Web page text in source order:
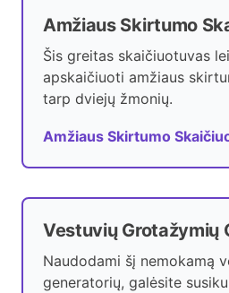
Amžiaus Skirtumo
Šis greitas skaičiuotuvas
apskaičiuoti amžiaus
tarp dviejų žmonių.
Amžiaus Skirtumo
Vestuvių Grotažymių
Naudodami šį nemokamą
generatorių, galėsite